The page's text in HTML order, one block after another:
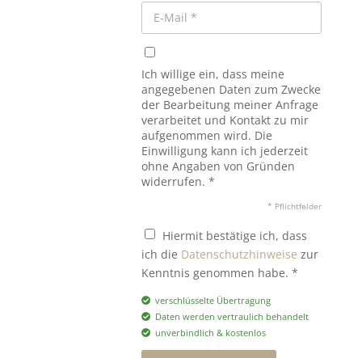
Ich willige ein, dass meine
angegebenen Daten zum Zwecke
der Bearbeitung meiner Anfrage
verarbeitet und Kontakt zu mir
aufgenommen wird. Die
Einwilligung kann ich jederzeit
ohne Angaben von Gründen
widerrufen. *
* Pflichtfelder
Hiermit bestätige ich, dass
ich die Datenschutzhinweise zur
Kenntnis genommen habe. *
verschlüsselte Übertragung
Daten werden vertraulich behandelt
unverbindlich & kostenlos